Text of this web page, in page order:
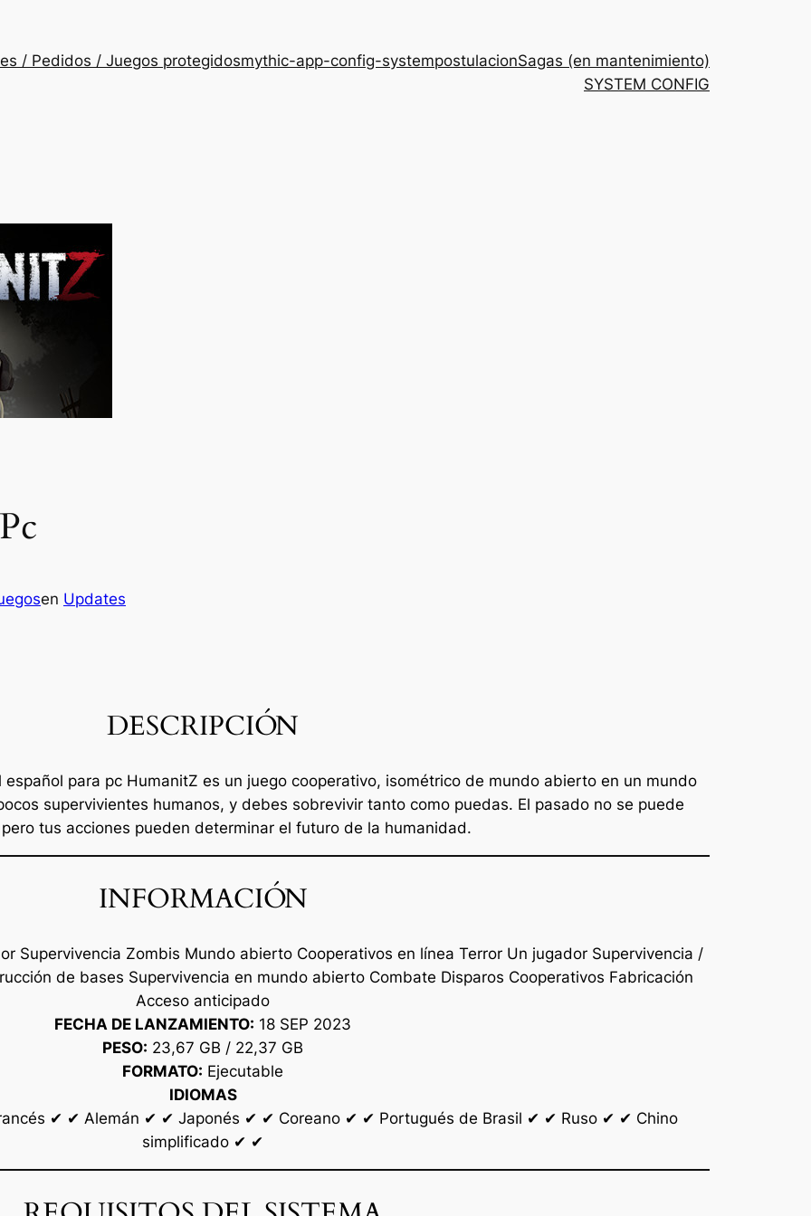
/ Pedidos / Juegos protegidosmythic-app-config-systempostulacionSagas (en mantenimiento)
SYSTEM CONFIG
en Updates
DESCRIPCIÓN
para pc HumanitZ es un juego cooperativo, isométrico de mundo abierto en un mundo
supervivientes humanos, y debes sobrevivir tanto como puedas. El pasado no se puede
tus acciones pueden determinar el futuro de la humanidad.
INFORMACIÓN
Supervivencia Zombis Mundo abierto Cooperativos en línea Terror Un jugador Supervivencia /
de bases Supervivencia en mundo abierto Combate Disparos Cooperativos Fabricación
Acceso anticipado
FECHA DE LANZAMIENTO: 18 SEP 2023
PESO: 23,67 GB / 22,37 GB
FORMATO: Ejecutable
IDIOMAS
✔ ✔ Alemán ✔ ✔ Japonés ✔ ✔ Coreano ✔ ✔ Portugués de Brasil ✔ ✔ Ruso ✔ ✔ Chino
simplificado ✔ ✔